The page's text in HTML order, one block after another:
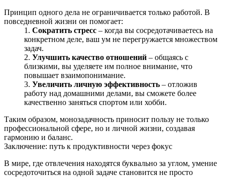
Принцип одного дела не ограничивается только работой. В
повседневной жизни он помогает:
Сократить стресс – когда вы сосредотачиваетесь на
конкретном деле, ваш ум не перегружается множеством
задач.
Улучшить качество отношений – общаясь с
близкими, вы уделяете им полное внимание, что
повышает взаимопонимание.
Увеличить личную эффективность – отложив
работу над домашними делами, вы сможете более
качественно заняться спортом или хобби.
Таким образом, монозадачность приносит пользу не только
профессиональной сфере, но и личной жизни, создавая
гармонию и баланс.
Заключение: путь к продуктивности через фокус
В мире, где отвлечения находятся буквально за углом, умение
сосредоточиться на одной задаче становится не просто